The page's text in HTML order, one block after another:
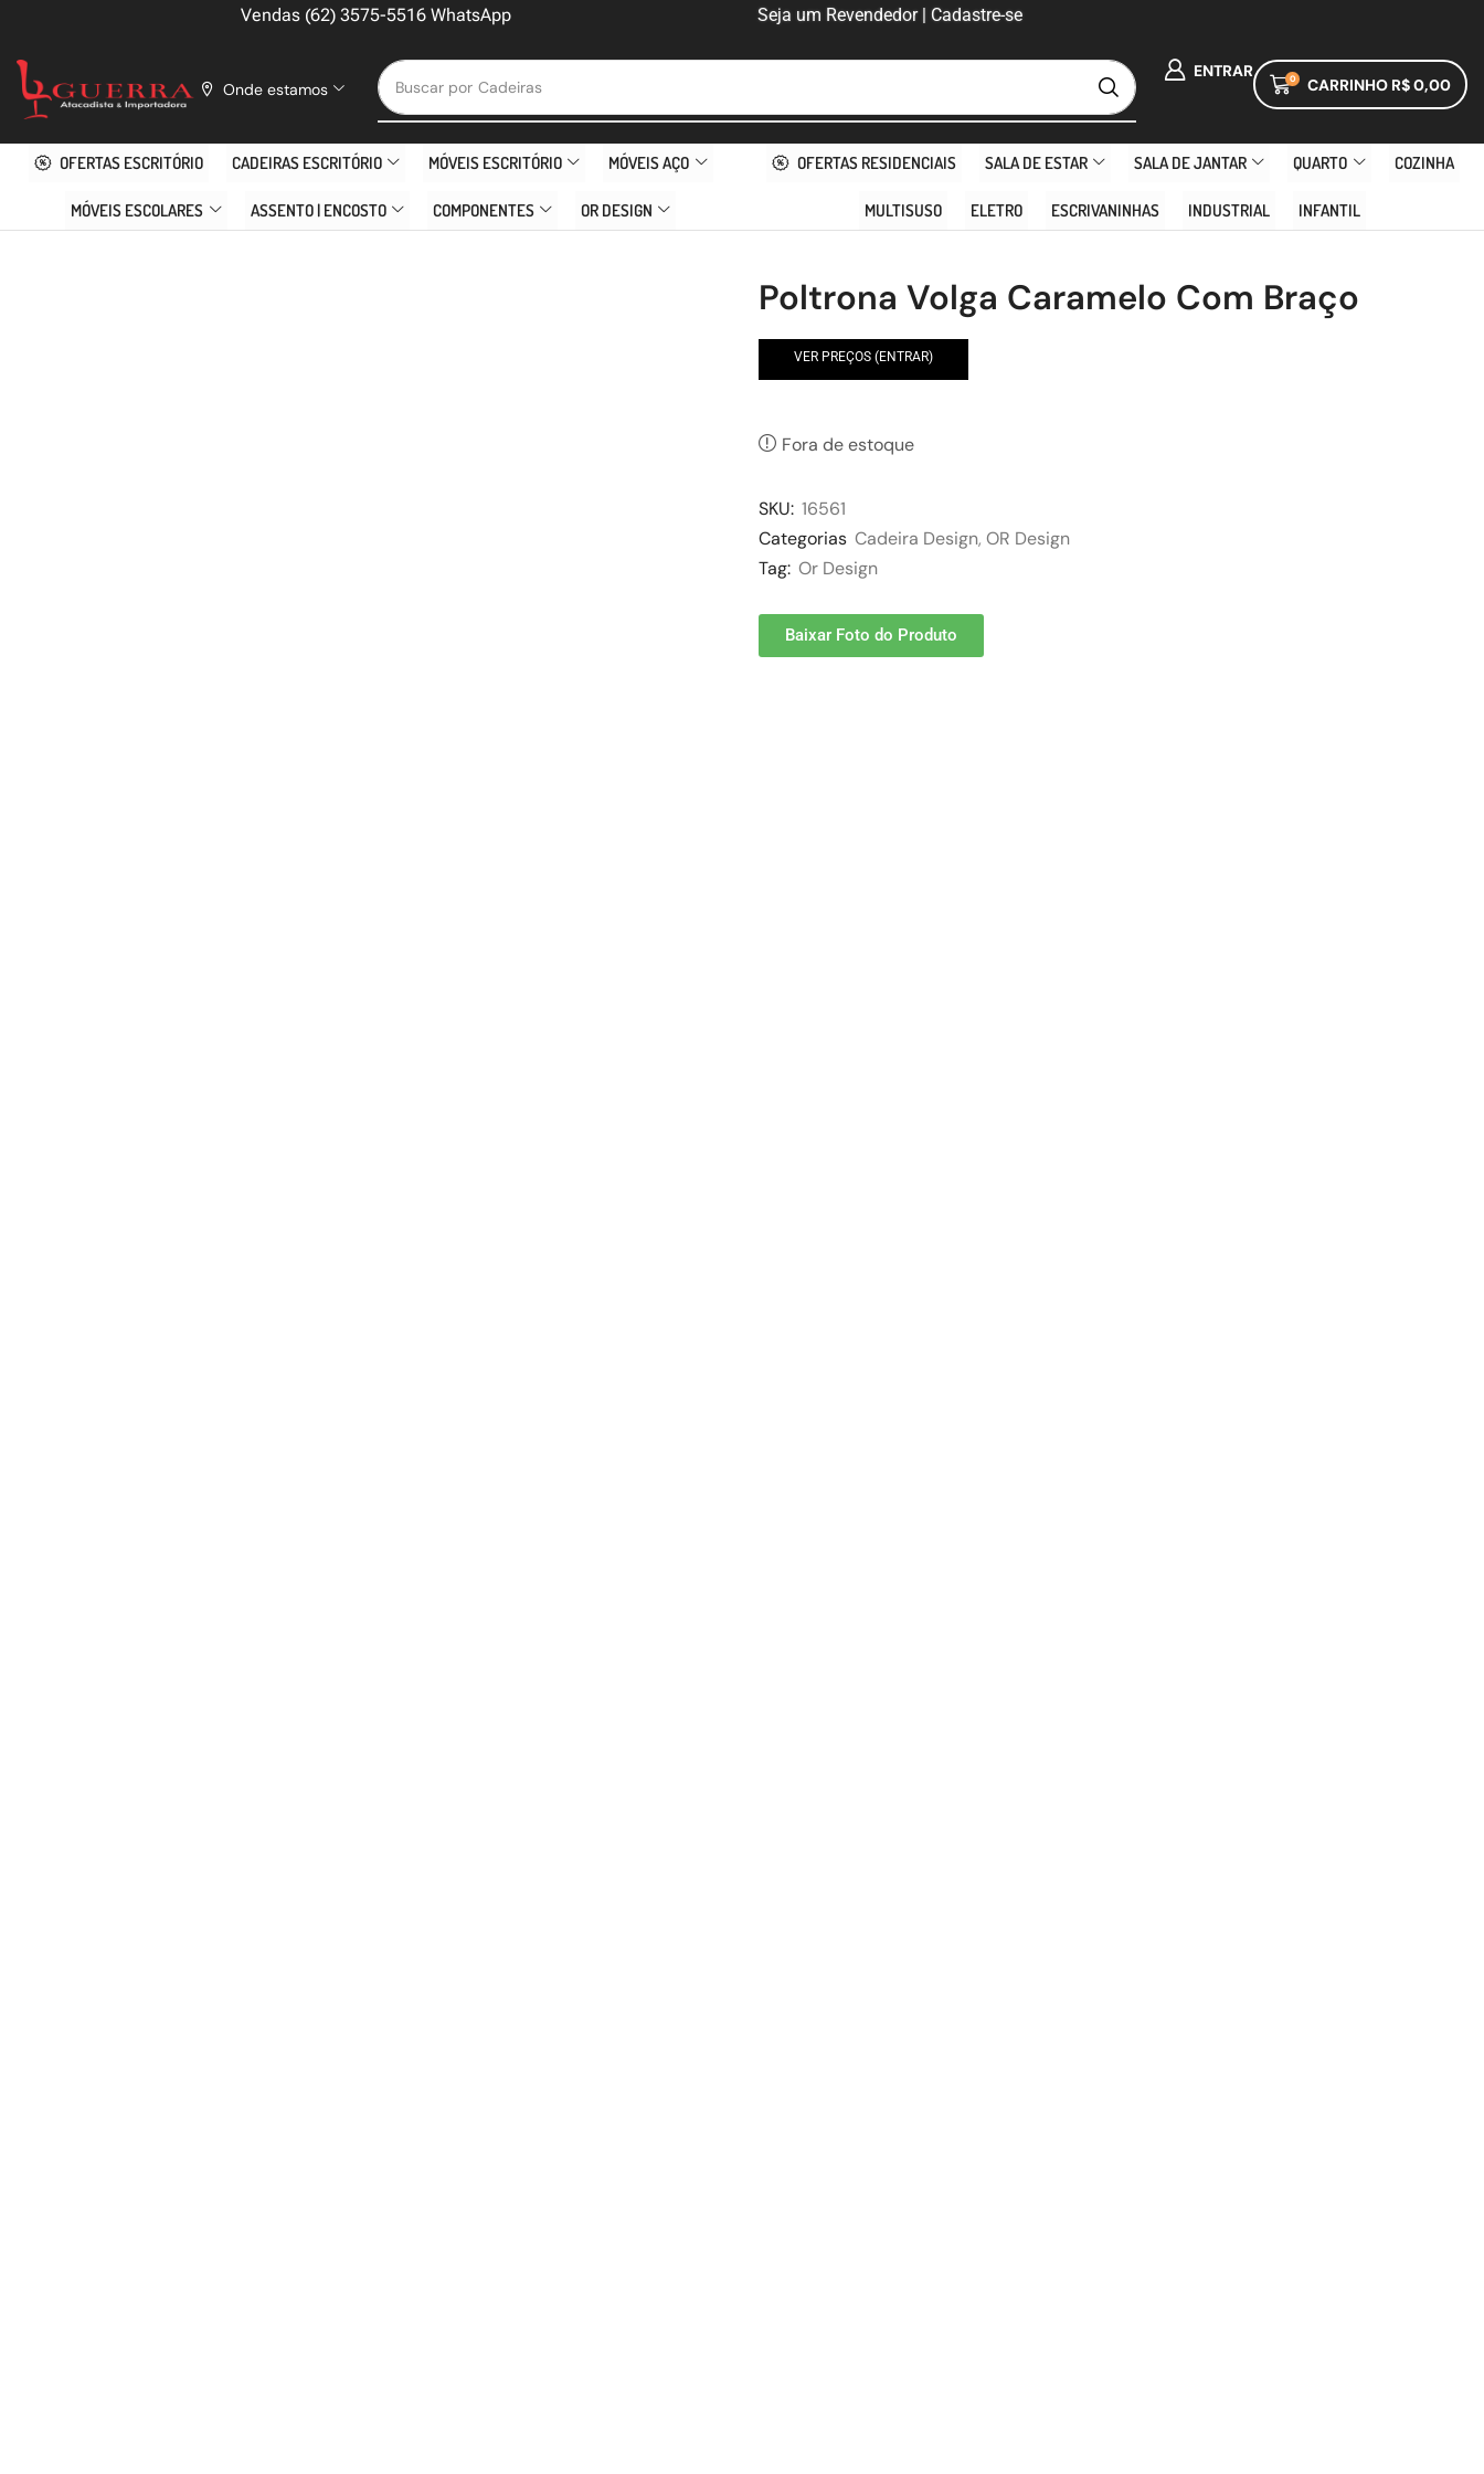
Vendas (62) 3575-5516 WhatsApp Seja um Revendedor | Cadastre-se
Onde estamos Buscar por Cadeiras
ENTRAR 0 CARRINHO R$0,00
OFERTAS ESCRITÓRIO CADEIRAS ESCRITÓRIO MÓVEIS ESCRITÓRIO MÓVEIS AÇO
MÓVEIS ESCOLARES ASSENTO | ENCOSTO COMPONENTES OR DESIGN
OFERTAS RESIDENCIAIS SALA DE ESTAR SALA DE JANTAR QUARTO COZINHA
MULTISUSO ELETRO ESCRIVANINHAS INDUSTRIAL INFANTIL
Poltrona Volga Caramelo Com Braço
VER PREÇOS (ENTRAR)
Fora de estoque
SKU: 16561
Categorias Cadeira Design, OR Design
Tag: Or Design
Baixar Foto do Produto